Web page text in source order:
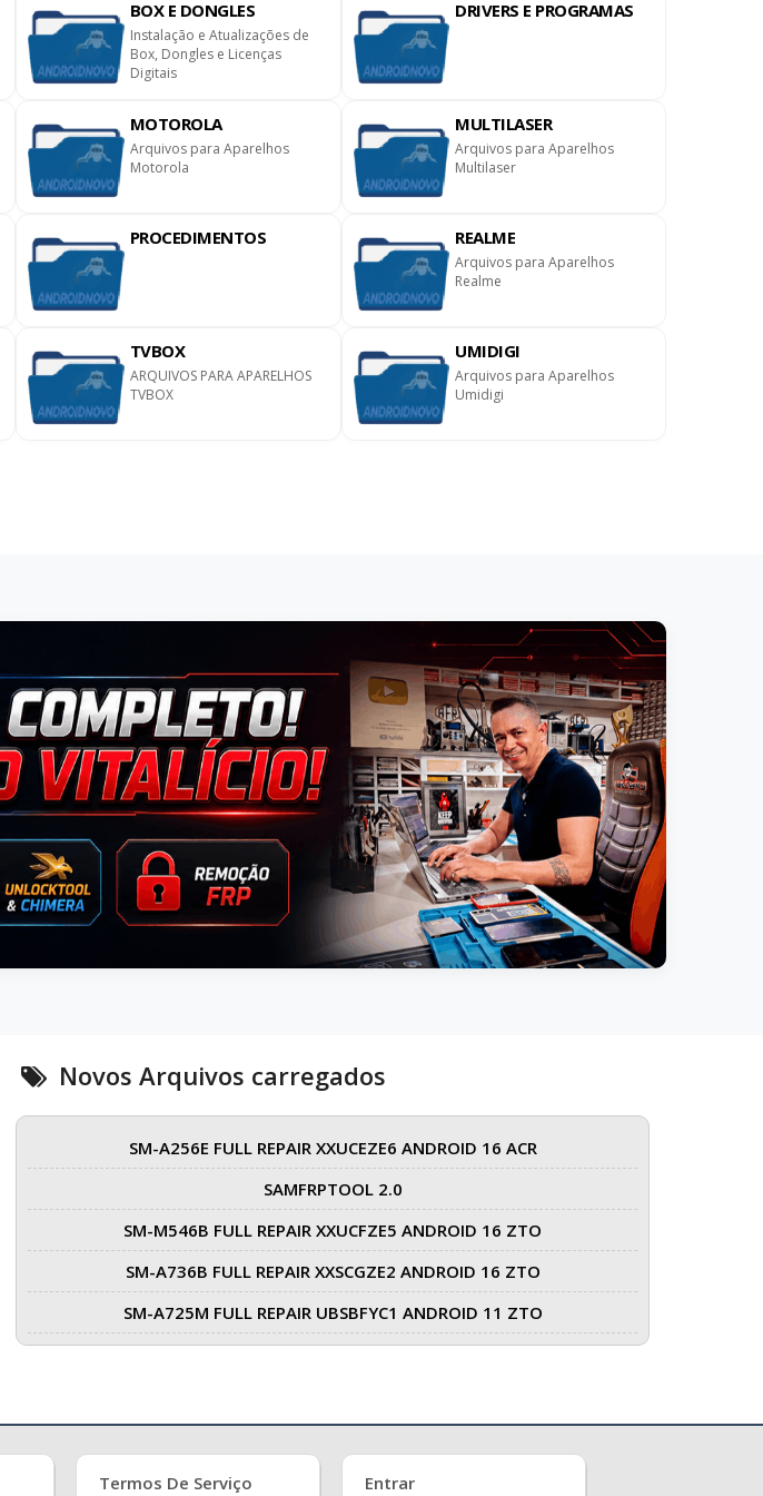
BOX E DONGLES
Instalação e Atualizações de
Box, Dongles e Licenças
Digitais
DRIVERS E PROGRAMAS
MOTOROLA
Arquivos para Aparelhos
Motorola
MULTILASER
Arquivos para Aparelhos
Multilaser
PROCEDIMENTOS REALME
Arquivos para Aparelhos
Realme
TVBOX
ARQUIVOS PARA APARELHOS
TVBOX
UMIDIGI
Arquivos para Aparelhos
Umidigi
Novos Arquivos carregados
SM-A256E FULL REPAIR XXUCEZE6 ANDROID 16 ACR
SAMFRPTOOL 2.0
SM-M546B FULL REPAIR XXUCFZE5 ANDROID 16 ZTO
SM-A736B FULL REPAIR XXSCGZE2 ANDROID 16 ZTO
SM-A725M FULL REPAIR UBSBFYC1 ANDROID 11 ZTO
Termos De Serviço Entrar